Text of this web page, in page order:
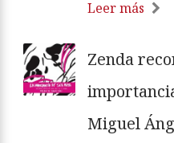
Leer más
Zenda
Miguel